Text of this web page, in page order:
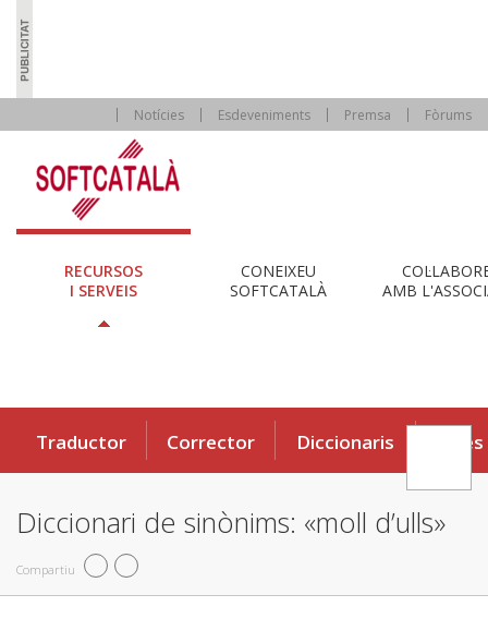
Notícies Esdeveniments Premsa Fòrums
RECURSOS
I SERVEIS
CONEIXEU
SOFTCATALÀ
AMB
Traductor Corrector Diccionaris Eines
Diccionari de sinònims: «moll d’ulls»
Compartiu